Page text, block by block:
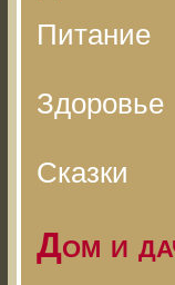
Питание
Здоровье
Сказки
Дом и